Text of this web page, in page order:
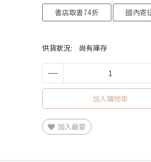
供貨狀況: 尚有庫存
書店取書74折
國內寄
加入購物車
加入最愛